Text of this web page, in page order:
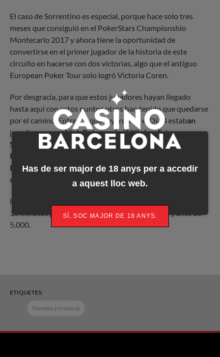
El caso de Sorrentino es especial, porque hace solo tres
meses que consiguió en el PokerStars Championshio
Montecarlo 2017 y ahora tiene la oportunidad de
convertirse en el primer jugador de la historia de este
circuito en hacerse con dos victorias, algo que el antiguo
European Poker Tour solo logró Victoria Coren.
Por desgracia, para que estos jugadores hayan llegado
hasta aquí con estos puntos otros han tenido que quedarse
por el camino. Entre los que cayeron en el Día 4 estaban
jugadores comoNick Petrangelo(19.º),Jan-Eric
Schwippert(33.º), el español Ramón Miquel Muñoz
Patrick Leonard
D’Auteuil(55.º),Matas Cimbolas (58.º), o los también
españoles
(63.º) y José Ángel Latorre
La penúltima jornada de juego comenzará a las 12:00h con
10 minutos por delante del nivel 25.000/50.000 y ante de
5.000.
ETIQUETES:
Torneos y crónicas
Has de ser major de 18 anys per a accedir
a aquest lloc web.
SÍ, SOC MAJOR DE 18 ANYS.